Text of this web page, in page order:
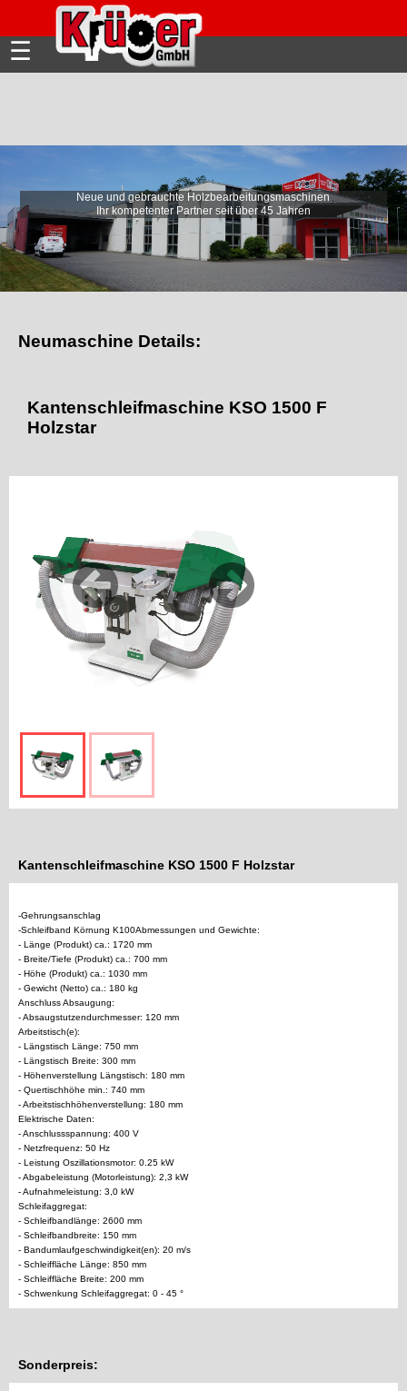
☰
Neue und gebrauchte Holzbearbeitungsmaschinen
Ihr kompetenter Partner seit über 45 Jahren
Wir beraten mit passenden
Automatisierungslösungen!
Neumaschine Details:
Kantenschleifmaschine KSO 1500 F
Holzstar
Kantenschleifmaschine KSO 1500 F Holzstar
-Gehrungsanschlag
-Schleifband Körnung K100Abmessungen und Gewichte:
- Länge (Produkt) ca.: 1720 mm
- Breite/Tiefe (Produkt) ca.: 700 mm
- Höhe (Produkt) ca.: 1030 mm
- Gewicht (Netto) ca.: 180 kg
Anschluss Absaugung:
- Absaugstutzendurchmesser: 120 mm
Arbeitstisch(e):
- Längstisch Länge: 750 mm
- Längstisch Breite: 300 mm
- Höhenverstellung Längstisch: 180 mm
- Quertischhöhe min.: 740 mm
- Arbeitstischhöhenverstellung: 180 mm
Elektrische Daten:
- Anschlussspannung: 400 V
- Netzfrequenz: 50 Hz
- Leistung Oszillationsmotor: 0.25 kW
- Abgabeleistung (Motorleistung): 2,3 kW
- Aufnahmeleistung: 3,0 kW
Schleifaggregat:
- Schleifbandlänge: 2600 mm
- Schleifbandbreite: 150 mm
- Bandumlaufgeschwindigkeit(en): 20 m/s
- Schleiffläche Länge: 850 mm
- Schleiffläche Breite: 200 mm
- Schwenkung Schleifaggregat: 0 - 45 °
Sonderpreis: